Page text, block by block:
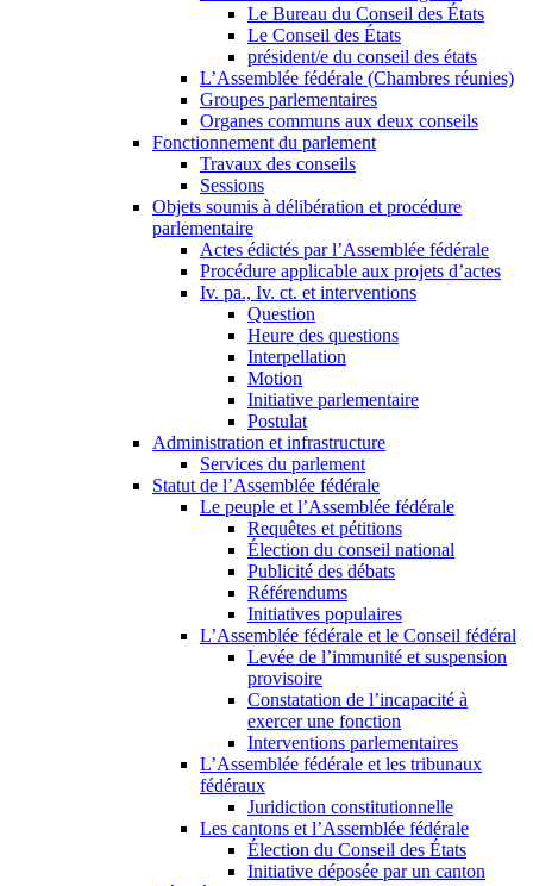
Le Bureau du Conseil des États
Le Conseil des États
président/e du conseil des états
L’Assemblée fédérale (Chambres réunies)
Groupes parlementaires
Organes communs aux deux conseils
Fonctionnement du parlement
Travaux des conseils
Sessions
Objets soumis à délibération et procédure
parlementaire
Actes édictés par l’Assemblée fédérale
Procédure applicable aux projets d’actes
Iv. pa., Iv. ct. et interventions
Question
Heure des questions
Interpellation
Motion
Initiative parlementaire
Postulat
Administration et infrastructure
Services du parlement
Statut de l’Assemblée fédérale
Le peuple et l’Assemblée fédérale
Requêtes et pétitions
Élection du conseil national
Publicité des débats
Référendums
Initiatives populaires
L’Assemblée fédérale et le Conseil fédéral
Levée de l’immunité et suspension
provisoire
Constatation de l’incapacité à
exercer une fonction
Interventions parlementaires
L’Assemblée fédérale et les tribunaux
fédéraux
Juridiction constitutionnelle
Les cantons et l’Assemblée fédérale
Élection du Conseil des États
Initiative déposée par un canton